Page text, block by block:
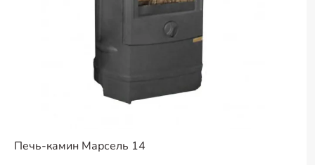
Печь-камин Марсель 14